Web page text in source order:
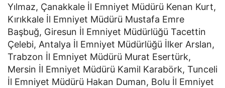
Yılmaz, Çanakkale İl Emniyet Müdürü Kenan Kurt,
Kırıkkale İl Emniyet Müdürü Mustafa Emre
Başbuğ, Giresun İl Emniyet Müdürlüğü Tacettin
Çelebi, Antalya İl Emniyet Müdürlüğü İlker Arslan,
Trabzon İl Emniyet Müdürü Murat Esertürk,
Mersin İl Emniyet Müdürü Kamil Karabörk, Tunceli
İl Emniyet Müdürü Hakan Duman, Bolu İl Emniyet